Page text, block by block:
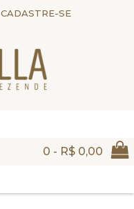
CADASTRE-SE
0 - R$ 0,00